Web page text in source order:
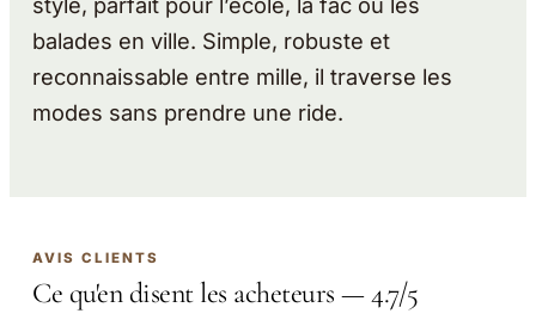
balades en ville. Simple, robuste et
reconnaissable entre mille, il traverse les
modes sans prendre une ride.
AVIS CLIENTS
Ce qu'en disent les acheteurs — 4.7/5